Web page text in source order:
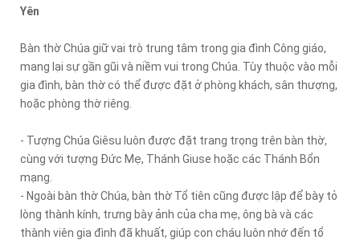
Yên
Bàn thờ Chúa giữ vai trò trung tâm trong gia đình Công giáo,
mang lại sự gần gũi và niềm vui trong Chúa. Tùy thuộc vào mỗi
gia đình, bàn thờ có thể được đặt ở phòng khách, sân thượng,
hoặc phòng thờ riêng.
- Tượng Chúa Giêsu luôn được đặt trang trọng trên bàn thờ,
cùng với tượng Đức Mẹ, Thánh Giuse hoặc các Thánh Bổn
mạng.
- Ngoài bàn thờ Chúa, bàn thờ Tổ tiên cũng được lập để bày tỏ
lòng thành kính, trưng bày ảnh của cha mẹ, ông bà và các
thành viên gia đình đã khuất, giúp con cháu luôn nhớ đến tổ